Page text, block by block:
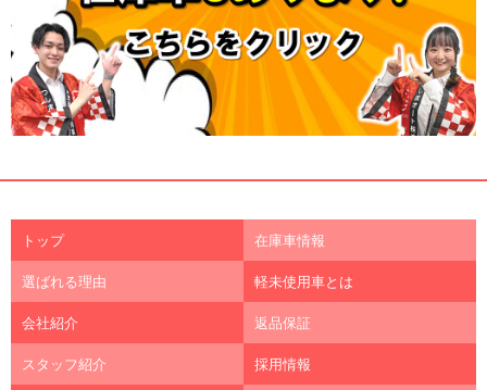
トップ 在庫車情報
選ばれる理由 軽未使用車とは
会社紹介 返品保証
スタッフ紹介 採用情報